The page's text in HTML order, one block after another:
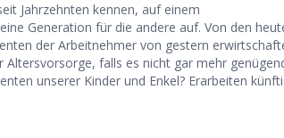
Jahrzehnten kennen, auf einem
Generation für die andere auf. Von den
der Arbeitnehmer von gestern
falls es nicht gar mehr
unserer Kinder und Enkel? Erarbeiten